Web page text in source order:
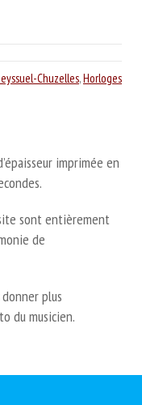
Chuzelles,Horloges
imprimée en
sont entièrement
de
plus
du musicien.